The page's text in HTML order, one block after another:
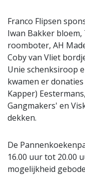
Franco Flipsen
Iwan Bakker bloem,
roomboter, AH
Coby van Vliet
Unie schenksiroop
kwamen er
Kapper)
Gangmakers' en
dekken.
De
16.00 uur tot 20.00
mogelijkheid